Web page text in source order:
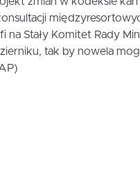
na Stały Komitet Rady
tak by nowela